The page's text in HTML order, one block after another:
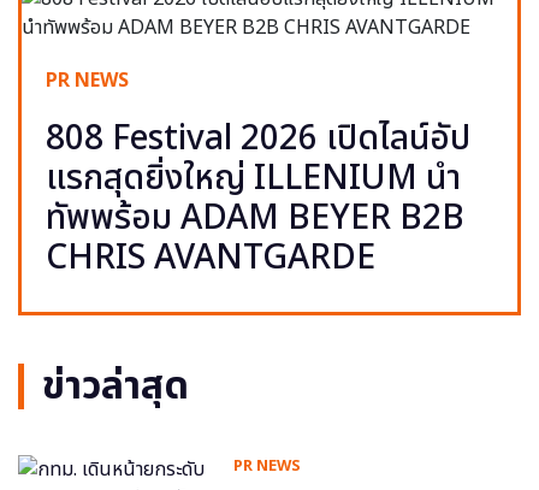
PR NEWS
808 Festival 2026 เปิดไลน์อัป
แรกสุดยิ่งใหญ่ ILLENIUM นำ
ทัพพร้อม ADAM BEYER B2B
CHRIS AVANTGARDE
ข่าวล่าสุด
PR NEWS